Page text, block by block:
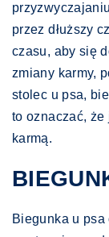
przez dłuższy
czasu, aby się
zmiany karmy,
stolec u psa,
to oznaczać, że
karmą.
Biegunka u